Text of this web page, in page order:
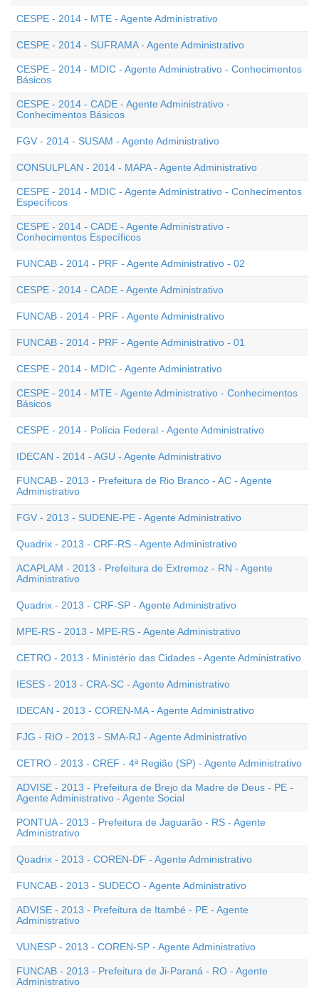
CESPE - 2014 - MTE - Agente Administrativo
CESPE - 2014 - SUFRAMA - Agente Administrativo
CESPE - 2014 - MDIC - Agente Administrativo - Conhecimentos
Básicos
CESPE - 2014 - CADE - Agente Administrativo -
Conhecimentos Básicos
FGV - 2014 - SUSAM - Agente Administrativo
CONSULPLAN - 2014 - MAPA - Agente Administrativo
CESPE - 2014 - MDIC - Agente Administrativo - Conhecimentos
Específicos
CESPE - 2014 - CADE - Agente Administrativo -
Conhecimentos Específicos
FUNCAB - 2014 - PRF - Agente Administrativo - 02
CESPE - 2014 - CADE - Agente Administrativo
FUNCAB - 2014 - PRF - Agente Administrativo
FUNCAB - 2014 - PRF - Agente Administrativo - 01
CESPE - 2014 - MDIC - Agente Administrativo
CESPE - 2014 - MTE - Agente Administrativo - Conhecimentos
Básicos
CESPE - 2014 - Polícia Federal - Agente Administrativo
IDECAN - 2014 - AGU - Agente Administrativo
FUNCAB - 2013 - Prefeitura de Rio Branco - AC - Agente
Administrativo
FGV - 2013 - SUDENE-PE - Agente Administrativo
Quadrix - 2013 - CRF-RS - Agente Administrativo
ACAPLAM - 2013 - Prefeitura de Extremoz - RN - Agente
Administrativo
Quadrix - 2013 - CRF-SP - Agente Administrativo
MPE-RS - 2013 - MPE-RS - Agente Administrativo
CETRO - 2013 - Ministério das Cidades - Agente Administrativo
IESES - 2013 - CRA-SC - Agente Administrativo
IDECAN - 2013 - COREN-MA - Agente Administrativo
FJG - RIO - 2013 - SMA-RJ - Agente Administrativo
CETRO - 2013 - CREF - 4ª Região (SP) - Agente Administrativo
ADVISE - 2013 - Prefeitura de Brejo da Madre de Deus - PE -
Agente Administrativo - Agente Social
PONTUA - 2013 - Prefeitura de Jaguarão - RS - Agente
Administrativo
Quadrix - 2013 - COREN-DF - Agente Administrativo
FUNCAB - 2013 - SUDECO - Agente Administrativo
ADVISE - 2013 - Prefeitura de Itambé - PE - Agente
Administrativo
VUNESP - 2013 - COREN-SP - Agente Administrativo
FUNCAB - 2013 - Prefeitura de Ji-Paraná - RO - Agente
Administrativo